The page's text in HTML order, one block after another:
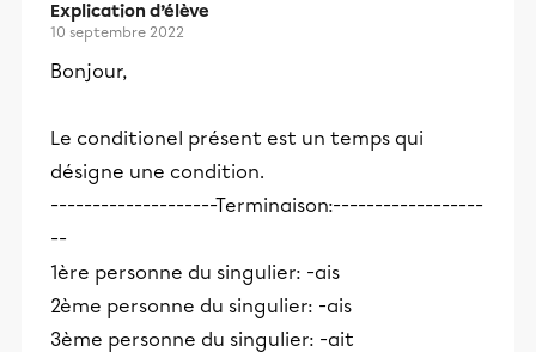
Explication d’élève
10 septembre 2022
Bonjour,
Le conditionel présent est un temps qui
désigne une condition.
--------------------Terminaison:------------------
--
1ère personne du singulier: -ais
2ème personne du singulier: -ais
3ème personne du singulier: -ait